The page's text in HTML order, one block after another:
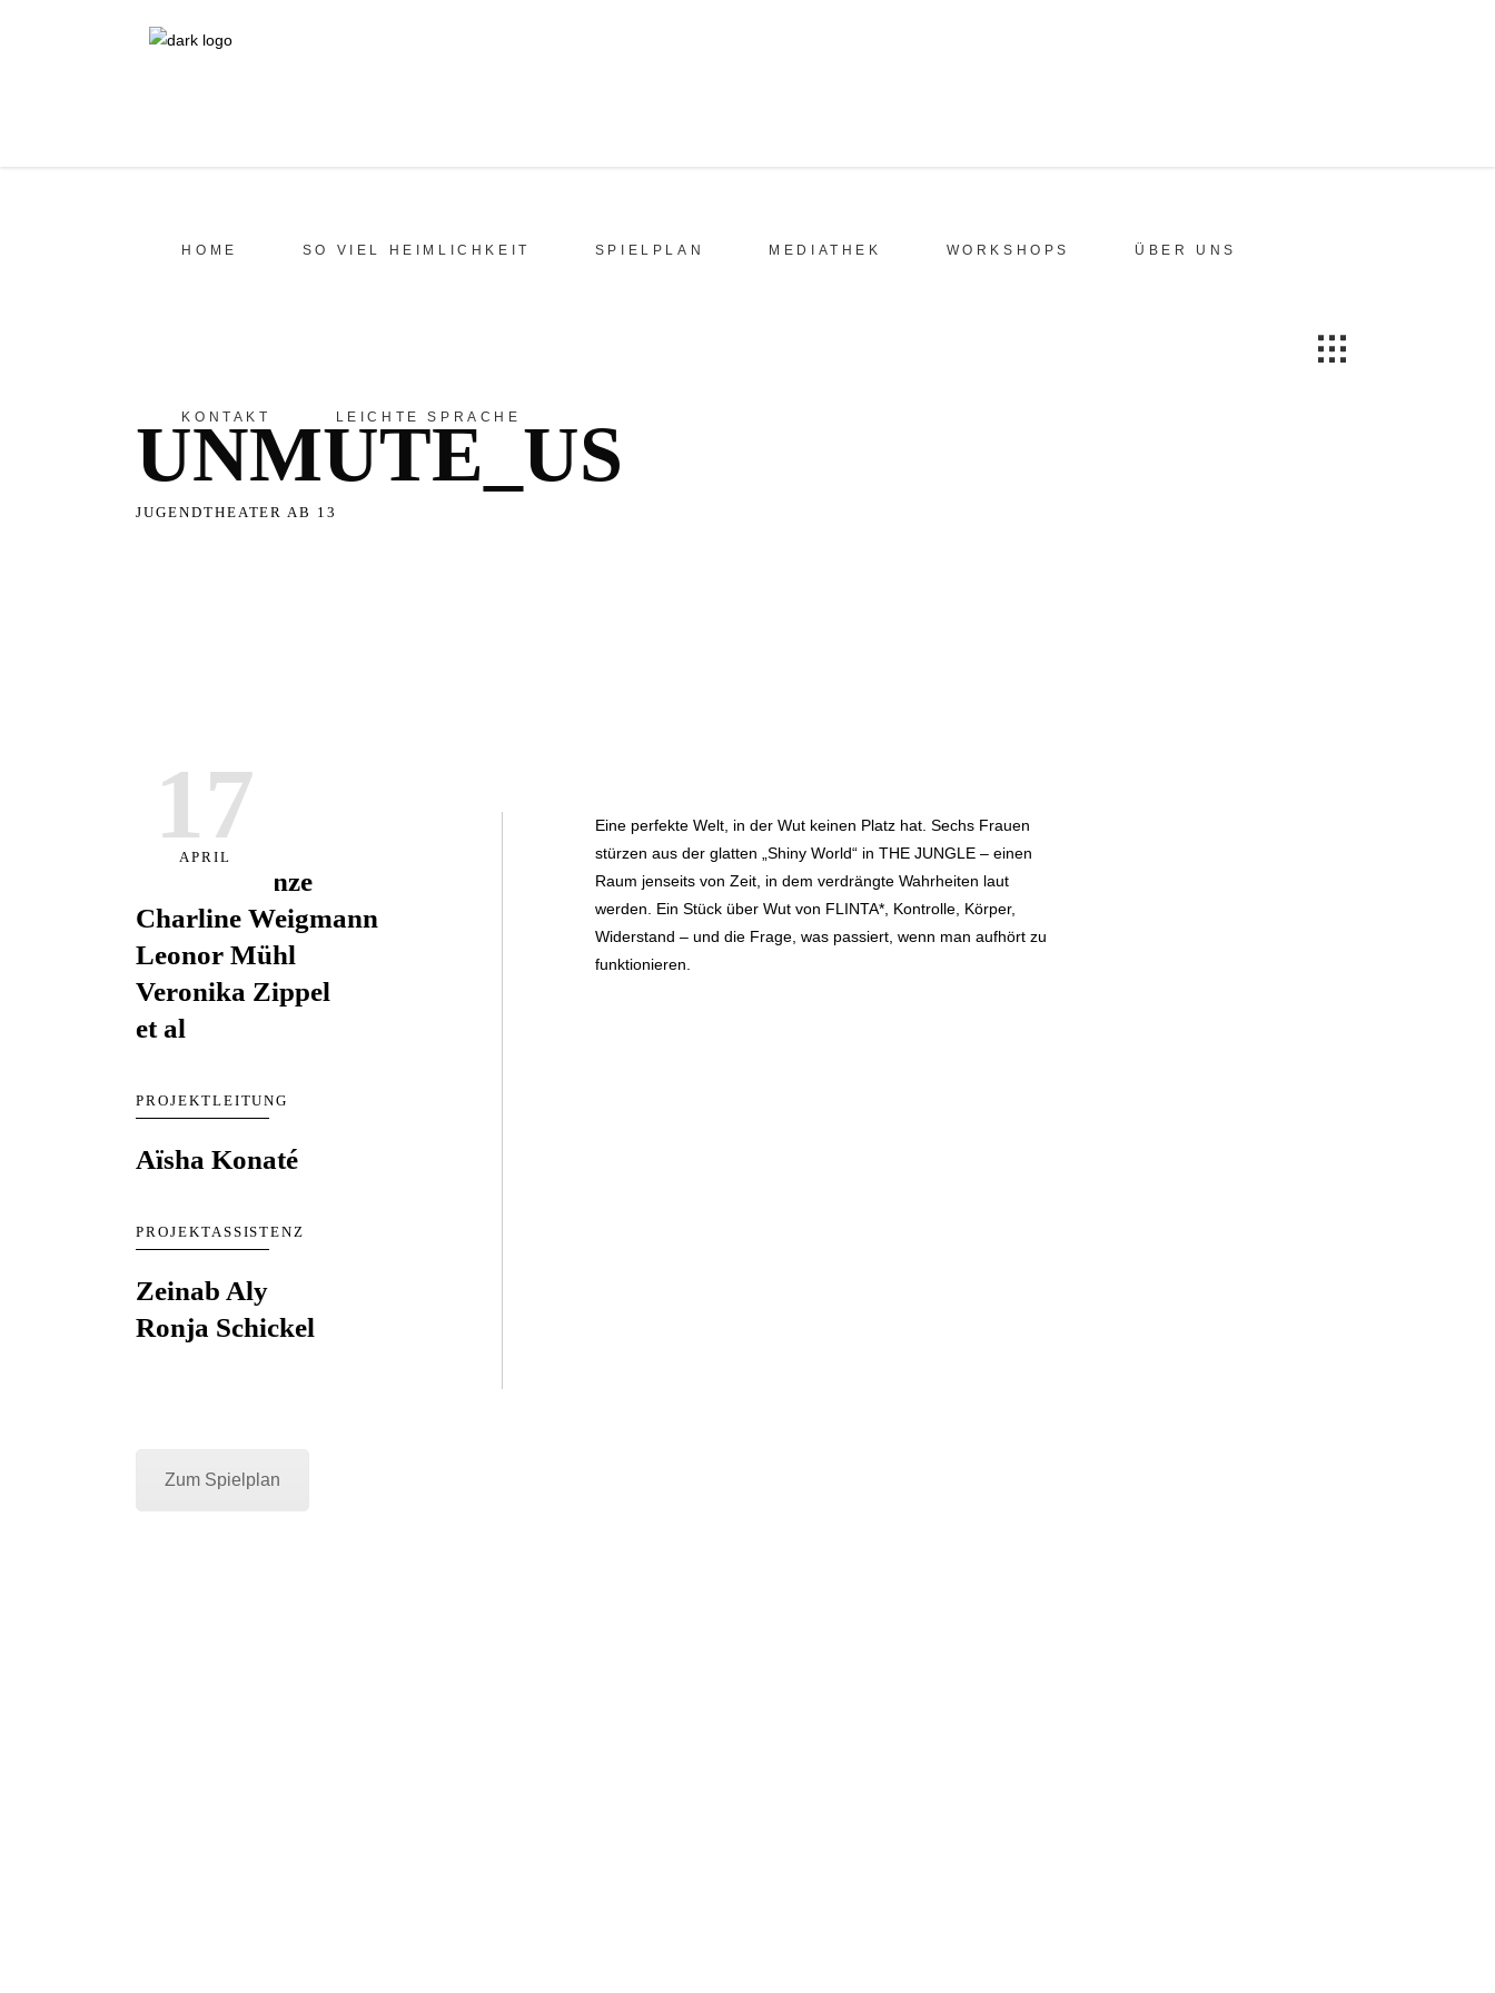
HOME SO VIEL HEIMLICHKEIT SPIELPLAN MEDIATHEK WORKSHOPS ÜBER UNS
KONTAKT LEICHTE SPRACHE
UNMUTE_US
JUGENDTHEATER AB 13
17
APRIL
ES SPIELEN
Annika Heinze
Charline Weigmann
Leonor Mühl
Veronika Zippel
et al
PROJEKTLEITUNG
Aïsha Konaté
PROJEKTASSISTENZ
Zeinab Aly
Ronja Schickel
Eine perfekte Welt, in der Wut keinen Platz hat. Sechs Frauen
stürzen aus der glatten „Shiny World“ in THE JUNGLE – einen
Raum jenseits von Zeit, in dem verdrängte Wahrheiten laut
werden. Ein Stück über Wut von FLINTA*, Kontrolle, Körper,
Widerstand – und die Frage, was passiert, wenn man aufhört zu
funktionieren.
Zum Spielplan